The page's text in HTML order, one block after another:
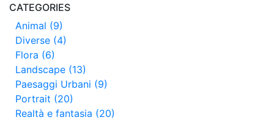
CATEGORIES
Animal (9)
Diverse (4)
Flora (6)
Landscape (13)
Paesaggi Urbani (9)
Portrait (20)
Realtà e fantasia (20)